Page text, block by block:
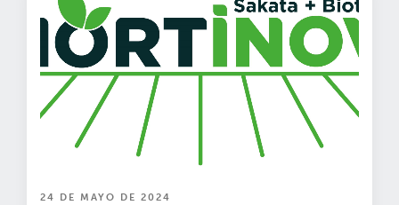
PUBLICADO
24 DE MAYO DE 2024